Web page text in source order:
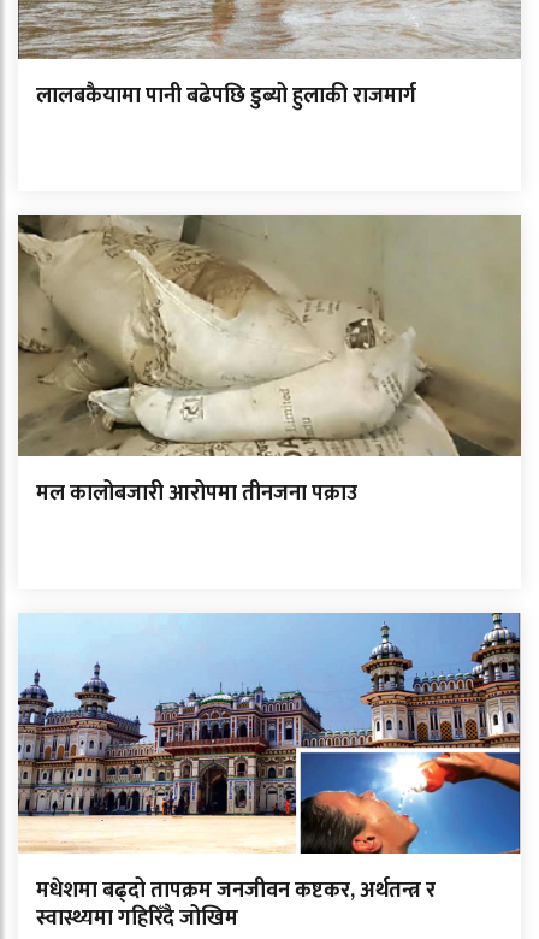
लालबकैयामा पानी बढेपछि डुब्यो हुलाकी राजमार्ग
मल कालोबजारी आरोपमा तीनजना पक्राउ
मधेशमा बढ्दो तापक्रम जनजीवन कष्टकर, अर्थतन्त्र र
स्वास्थ्यमा गहिरिँदै जोखिम